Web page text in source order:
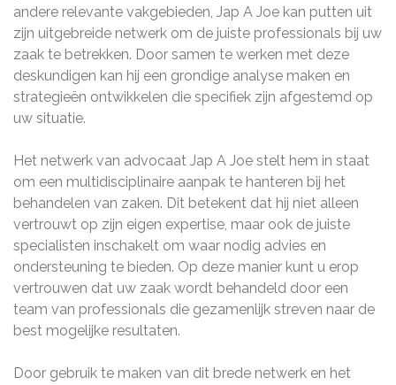
andere relevante vakgebieden, Jap A Joe kan putten uit
zijn uitgebreide netwerk om de juiste professionals bij uw
zaak te betrekken. Door samen te werken met deze
deskundigen kan hij een grondige analyse maken en
strategieën ontwikkelen die specifiek zijn afgestemd op
uw situatie.
Het netwerk van advocaat Jap A Joe stelt hem in staat
om een multidisciplinaire aanpak te hanteren bij het
behandelen van zaken. Dit betekent dat hij niet alleen
vertrouwt op zijn eigen expertise, maar ook de juiste
specialisten inschakelt om waar nodig advies en
ondersteuning te bieden. Op deze manier kunt u erop
vertrouwen dat uw zaak wordt behandeld door een
team van professionals die gezamenlijk streven naar de
best mogelijke resultaten.
Door gebruik te maken van dit brede netwerk en het